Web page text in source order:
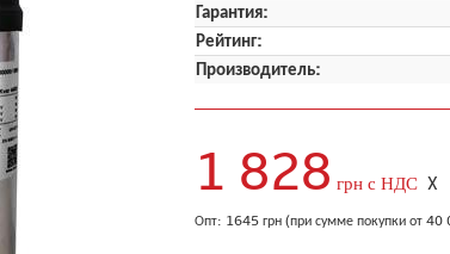
Гарантия:
Рейтинг:
Производитель:
1 828 грн с НДС X
Опт: 1645 грн (при сумме покупки от